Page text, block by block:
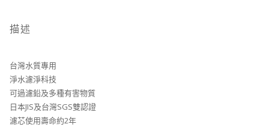
描述
台灣水質專用
淨水濾淨科技
可過濾鉛及多種有害物質
日本JIS及台灣SGS雙認證
濾芯使用壽命約2年